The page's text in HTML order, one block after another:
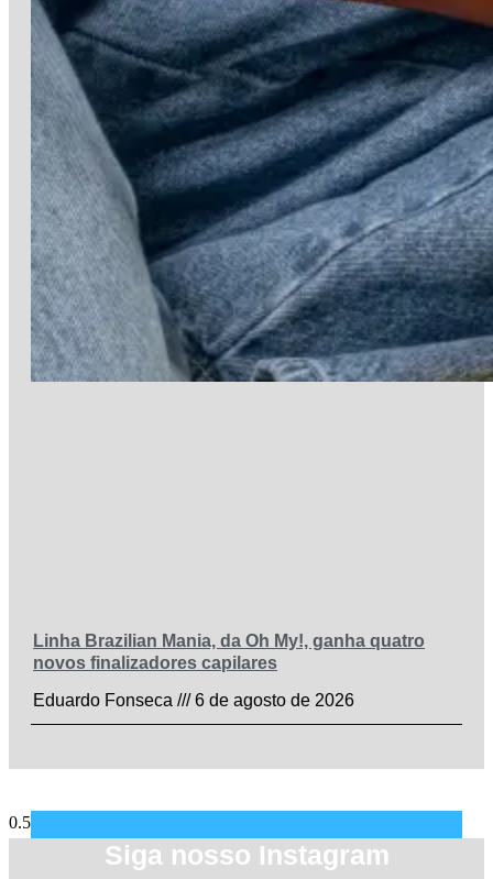
Linha Brazilian Mania, da Oh My!, ganha quatro
novos finalizadores capilares
Eduardo Fonseca
6 de agosto de 2026
Siga nosso Instagram